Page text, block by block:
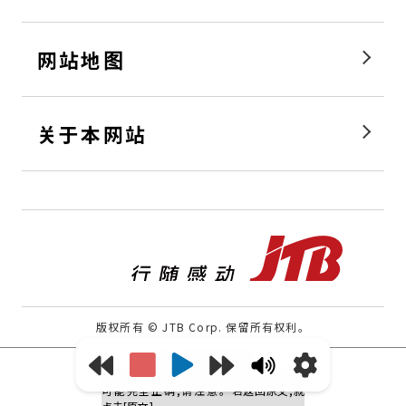
网站地图
关于本网站
版权所有 © JTB Corp. 保留所有权利。
[原文][提供意见]
本网页是机械翻译页面。因此译文不
可能完全正确,请注意。若返回原文,就